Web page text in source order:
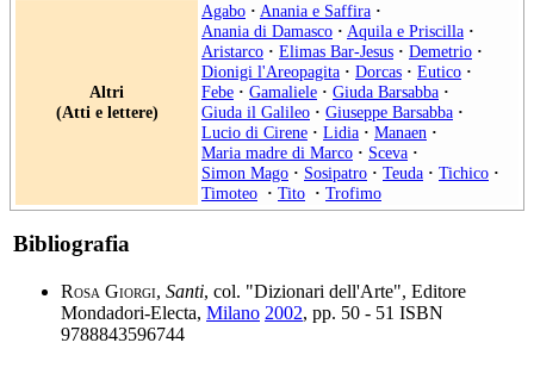
Altri
(Atti e lettere)
Agabo · Anania e Saffira ·
Anania di Damasco · Aquila e Priscilla ·
Aristarco · Elimas Bar-Jesus · Demetrio ·
Dionigi l'Areopagita · Dorcas · Eutico ·
Febe · Gamaliele · Giuda Barsabba ·
Giuda il Galileo · Giuseppe Barsabba ·
Lucio di Cirene · Lidia · Manaen ·
Maria madre di Marco · Sceva ·
Simon Mago · Sosipatro · Teuda · Tichico ·
Timoteo · Tito · Trofimo
Bibliografia
Rosa Giorgi, Santi, col. "Dizionari dell'Arte", Editore
Mondadori-Electa, Milano 2002, pp. 50 - 51 ISBN
9788843596744